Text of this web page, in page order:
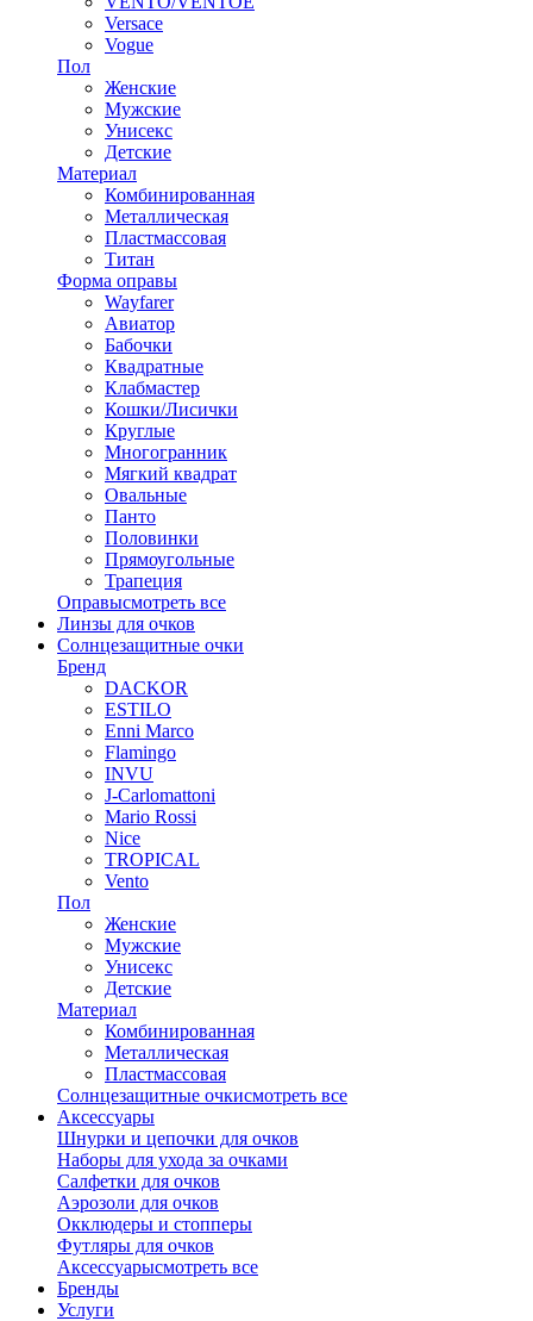
Versace
Vogue
Пол
Женские
Мужские
Унисекс
Детские
Материал
Комбинированная
Металлическая
Пластмассовая
Титан
Форма оправы
Wayfarer
Авиатор
Бабочки
Квадратные
Клабмастер
Кошки/Лисички
Круглые
Многогранник
Мягкий квадрат
Овальные
Панто
Половинки
Прямоугольные
Трапеция
Оправысмотреть все
Линзы для очков
Солнцезащитные очки
Бренд
DACKOR
ESTILO
Enni Marco
Flamingo
INVU
J-Carlomattoni
Mario Rossi
Nice
TROPICAL
Vento
Пол
Женские
Мужские
Унисекс
Детские
Материал
Комбинированная
Металлическая
Пластмассовая
Солнцезащитные очкисмотреть все
Аксессуары
Шнурки и цепочки для очков
Наборы для ухода за очками
Салфетки для очков
Аэрозоли для очков
Окклюдеры и стопперы
Футляры для очков
Аксессуарысмотреть все
Бренды
Услуги